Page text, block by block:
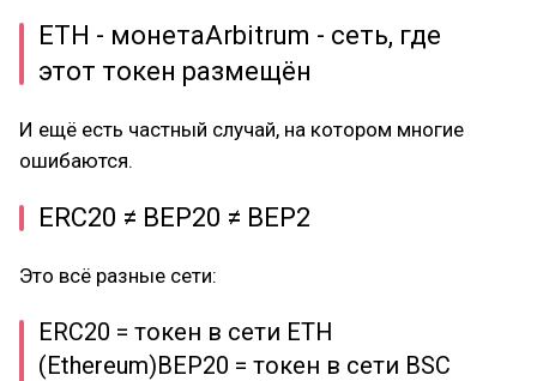
ETH - монетаArbitrum - сеть, где
этот токен размещён
И ещё есть частный случай, на котором многие
ошибаются.
ERC20 ≠ BEP20 ≠ BEP2
Это всё разные сети:
ERC20 = токен в сети ETH
(Ethereum)BEP20 = токен в сети BSC